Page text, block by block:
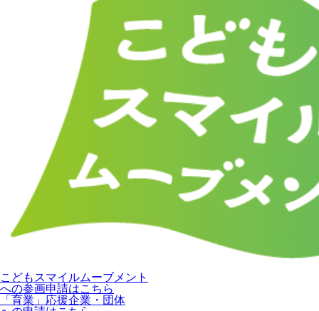
こどもスマイルムーブメント
への参画申請はこちら
「育業」応援企業・団体